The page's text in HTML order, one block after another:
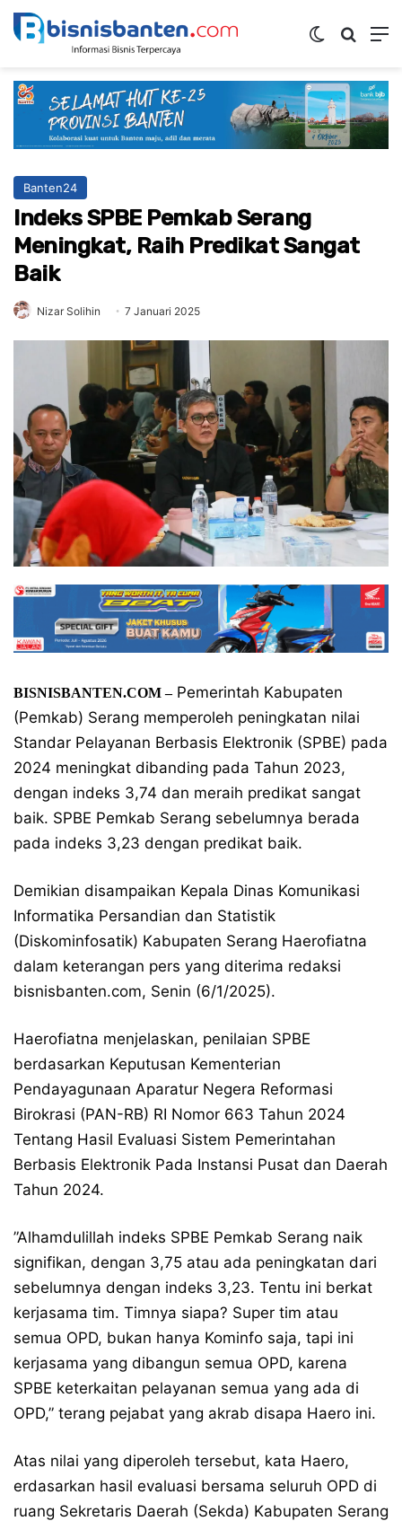
Switch skin
Banten24
Indeks SPBE Pemkab Serang
Meningkat, Raih Predikat Sangat
Baik
Nizar Solihin 7 Januari 2025
BISNISBANTEN.COM –Pemerintah Kabupaten
(Pemkab) Serang memperoleh peningkatan nilai
Standar Pelayanan Berbasis Elektronik (SPBE) pada
2024 meningkat dibanding pada Tahun 2023,
dengan indeks 3,74 dan meraih predikat sangat
baik. SPBE Pemkab Serang sebelumnya berada
pada indeks 3,23 dengan predikat baik.
Demikian disampaikan Kepala Dinas Komunikasi
Informatika Persandian dan Statistik
(Diskominfosatik) Kabupaten Serang Haerofiatna
dalam keterangan pers yang diterima redaksi
bisnisbanten.com, Senin (6/1/2025).
Haerofiatna menjelaskan, penilaian SPBE
berdasarkan Keputusan Kementerian
Pendayagunaan Aparatur Negera Reformasi
Birokrasi (PAN-RB) RI Nomor 663 Tahun 2024
Tentang Hasil Evaluasi Sistem Pemerintahan
Berbasis Elektronik Pada Instansi Pusat dan Daerah
Tahun 2024.
”Alhamdulillah indeks SPBE Pemkab Serang naik
signifikan, dengan 3,75 atau ada peningkatan dari
sebelumnya dengan indeks 3,23. Tentu ini berkat
kerjasama tim. Timnya siapa? Super tim atau
semua OPD, bukan hanya Kominfo saja, tapi ini
kerjasama yang dibangun semua OPD, karena
SPBE keterkaitan pelayanan semua yang ada di
OPD,” terang pejabat yang akrab disapa Haero ini.
Atas nilai yang diperoleh tersebut, kata Haero,
erdasarkan hasil evaluasi bersama seluruh OPD di
ruang Sekretaris Daerah (Sekda) Kabupaten Serang